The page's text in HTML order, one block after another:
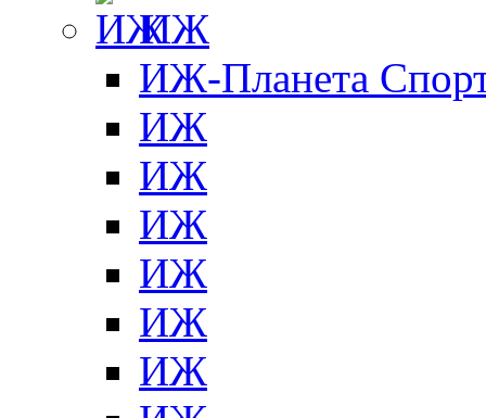
ИЖ
ИЖ-Планета
ИЖ
ИЖ
ИЖ
ИЖ
ИЖ
ИЖ